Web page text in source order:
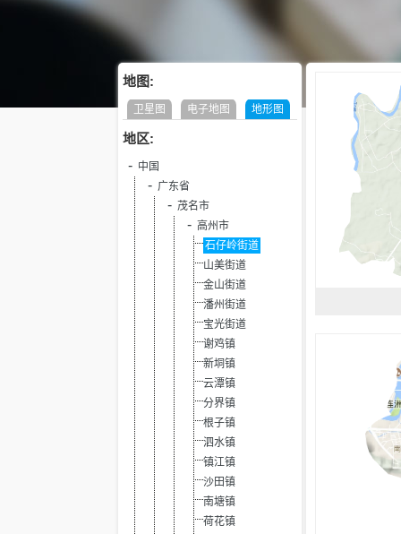
地图:
卫星图 电子地图 地形图
地区:
中国
广东省
茂名市
高州市
石仔岭街道
山美街道
金山街道
潘州街道
宝光街道
谢鸡镇
新垌镇
云潭镇
分界镇
根子镇
泗水镇
镇江镇
沙田镇
南塘镇
荷花镇